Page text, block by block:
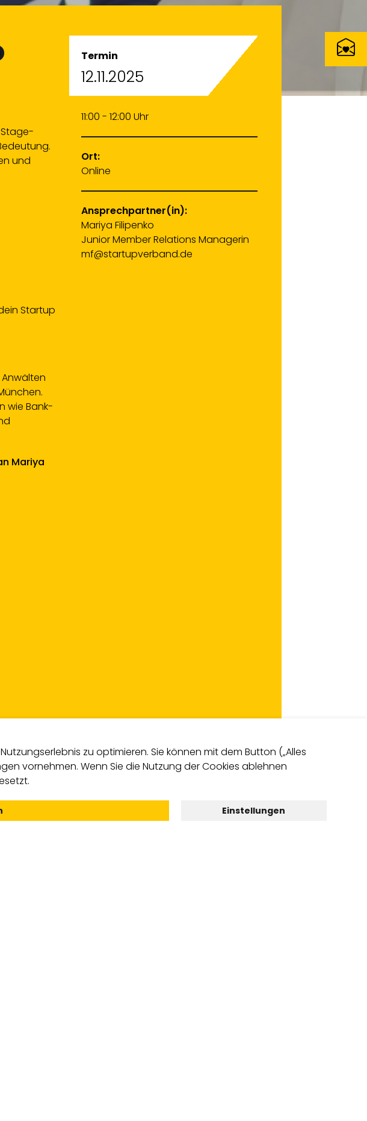
und
Startup
wie Bank-
Mariya
Termin
12.11.2025
11:00 - 12:00 Uhr
Ort:
Online
Ansprechpartner(in):
Mariya Filipenko
Junior Member Relations Managerin
mf@startupverband.de
zu optimieren. Sie können mit dem Button („Alles
vornehmen. Wenn Sie die Nutzung der Cookies ablehnen
Einstellungen